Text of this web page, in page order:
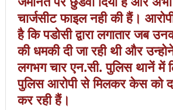
चार्जसीट फाइल नही की हैं।
है कि पडोसी द्वारा लगातार जब
की धमकी दी जा रही थी और
लगभग चार एन.सी. पुलिस थानें में
पुलिस आरोपी से मिलकर केस को
कर रही हैं।